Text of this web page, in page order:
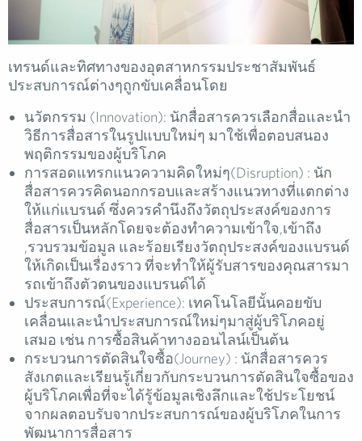
เทรนด์และทิศทางของอุตสาหกรรมประชาสัมพันธ์
ประสบการณ์ต่างๆถูกขับเคลื่อนโดย
นวัตกรรม (Innovation): นักสื่อสารควรเลือกสื่อและนำ
วิธีการสื่อสารในรูปแบบใหม่ๆ มาใช้เพื่อตอบสนอง
พฤติกรรมของผู้บริโภค
การสอดแทรกแนวความคิดใหม่ๆ(Disruption) : นัก
สื่อสารควรคิดนอกกรอบและสร้างแนวทางที่แตกต่าง
ให้แก่แบรนด์ ซึ่งควรคำนึงถึงวัตถุประสงค์ของการ
สื่อสารเป็นหลักโดยจะต้องทำความเข้าใจ,เข้าถึง
,รวบรวมข้อมูล และร้อยเรียงวัตถุประสงค์ของแบรนด์
ให้เกิดเป็นเรื่องราว ที่จะทำให้ผู้รับสารของคุณสารมา
รถเข้าถึงตัวตนของแบรนด์ได้
ประสบการณ์(Experience): เทคโนโลยีนั้นคอยขับ
เคลื่อนและนำประสบการณ์ใหม่ๆมาสู่ผู้บริโภคอยู่
เสมอ เช่น การซื้อสินค้าทางออนไลน์เป็นต้น
กระบวนการตัดสินใจซื้อ(Journey) : นักสื่อสารควร
สังเกตและเรียนรู้เกี่ยวกับกระบวนการตัดสินใจซื้อของ
ผู้บริโภคเพื่อที่จะได้รู้ข้อมูลเชิงลึกและใช้ประโยชน์
จากผลตอบรับจากประสบการณ์ของผู้บริโภคในการ
พัฒนาการสื่อสาร